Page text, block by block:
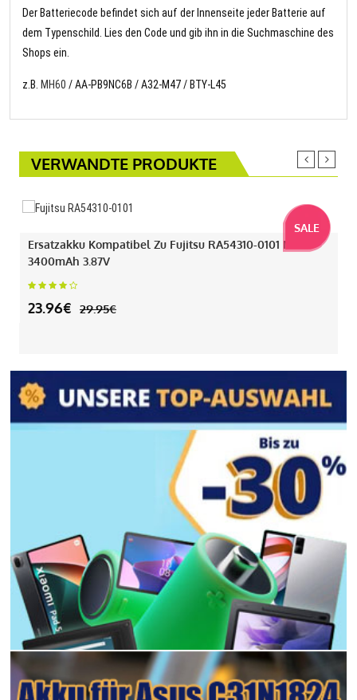
Der Batteriecode befindet sich auf der Innenseite jeder Batterie auf
dem Typenschild. Lies den Code und gib ihn in die Suchmaschine des
Shops ein.
z.B. MH60 / AA-PB9NC6B / A32-M47 / BTY-L45
VERWANDTE PRODUKTE
SALE
Ersatzakku Kompatibel Zu Fujitsu RA54310-0101 Mit
3400mAh 3.87V
23.96€ 29.95€